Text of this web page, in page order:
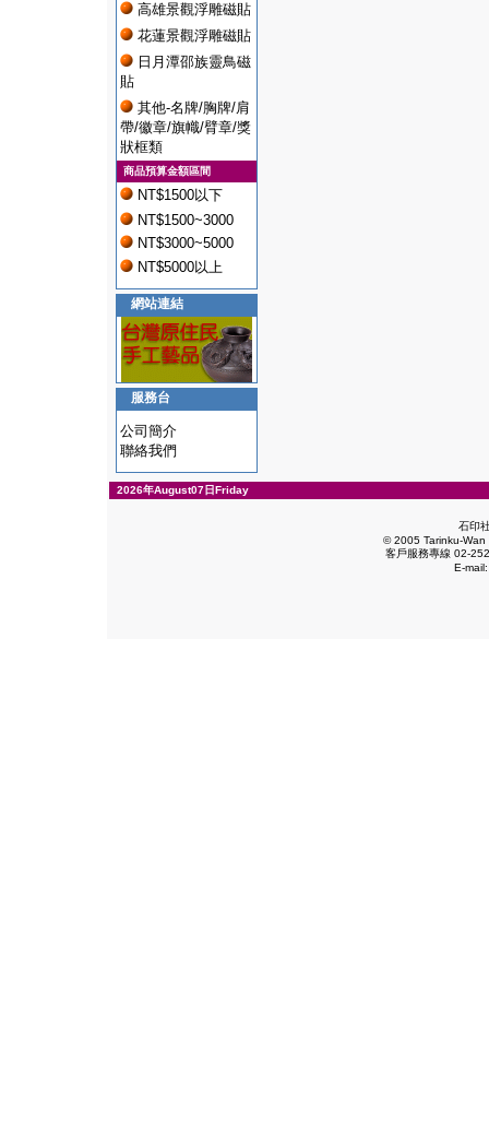
高雄景觀浮雕磁貼
花蓮景觀浮雕磁貼
日月潭邵族靈鳥磁
貼
其他-名牌/胸牌/肩
帶/徽章/旗幟/臂章/獎
狀框類
商品預算金額區間
NT$1500以下
NT$1500~3000
NT$3000~5000
NT$5000以上
網站連結
服務台
公司簡介
聯絡我們
2026年August07日Friday
石印
© 2005 Tarinku-Wan
客戶服務專線 02-
E-